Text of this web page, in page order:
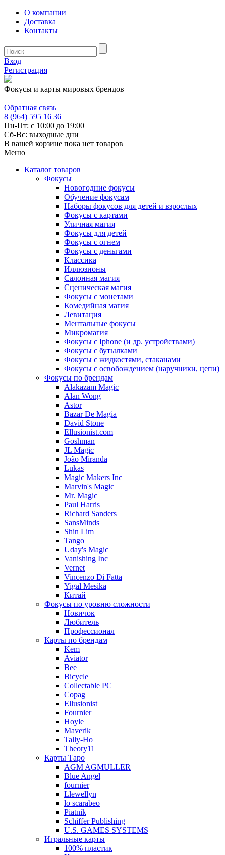
О компании
Доставка
Контакты
Вход
Регистрация
Фокусы и карты мировых брендов
Обратная связь
8 (964) 595 16 36
Пн-Пт: с 10:00 до 19:00
Сб-Вс: выходные дни
В вашей корзине пока нет товаров
Меню
Каталог товаров
Фокусы
Новогодние фокусы
Обучение фокусам
Наборы фокусов для детей и взрослых
Фокусы с картами
Уличная магия
Фокусы для детей
Фокусы с огнем
Фокусы с деньгами
Классика
Иллюзионы
Салонная магия
Сценическая магия
Фокусы с монетами
Комедийная магия
Левитация
Ментальные фокусы
Микромагия
Фокусы с Iphone (и др. устройствами)
Фокусы с бутылками
Фокусы с жидкостями, стаканами
Фокусы с освобождением (наручники, цепи)
Фокусы по брендам
Alakazam Magic
Alan Wong
Astor
Bazar De Magia
David Stone
Ellusionist.com
Goshman
JL Magic
João Miranda
Lukas
Magic Makers Inc
Marvin's Magic
Mr. Magic
Paul Harris
Richard Sanders
SansMinds
Shin Lim
Tango
Uday's Magic
Vanishing Inc
Vernet
Vincenzo Di Fatta
Yigal Mesika
Китай
Фокусы по уровню сложности
Новичок
Любитель
Профессионал
Карты по брендам
Kem
Aviator
Bee
Bicycle
Collectable PC
Copag
Ellusionist
Fournier
Hoyle
Maverik
Tally-Ho
Theory11
Карты Таро
AGM AGMULLER
Blue Angel
fournier
Llewellyn
lo scarabeo
Piatnik
Schiffer Publishing
U.S. GAMES SYSTEMS
Игральные карты
100% пластик